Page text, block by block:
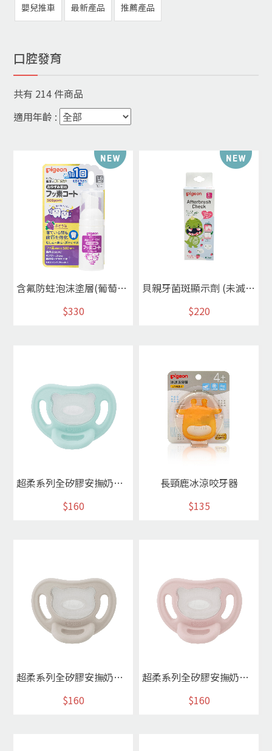
嬰兒推車 最新產品 推薦產品
口腔發育
共有 214 件商品
適用年齡 :
含氟防蛀泡沫塗層(葡萄)500ppm
$330
貝親牙菌斑顯示劑 (未滅菌)
$220
超柔系列全矽膠安撫奶嘴L(海鹽藍)
$160
長頸鹿冰涼咬牙器
$135
超柔系列全矽膠安撫奶嘴L(燕麥灰)
$160
超柔系列全矽膠安撫奶嘴L(玫瑰粉)
$160